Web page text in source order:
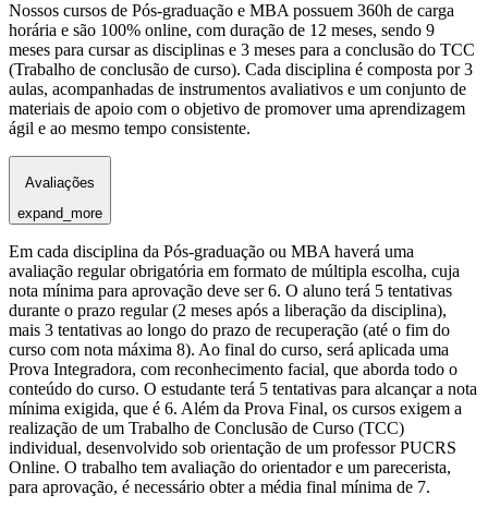
Nossos cursos de Pós-graduação e MBA possuem 360h de carga
horária e são 100% online, com duração de 12 meses, sendo 9
meses para cursar as disciplinas e 3 meses para a conclusão do TCC
(Trabalho de conclusão de curso). Cada disciplina é composta por 3
aulas, acompanhadas de instrumentos avaliativos e um conjunto de
materiais de apoio com o objetivo de promover uma aprendizagem
ágil e ao mesmo tempo consistente.
Avaliações
expand_more
Em cada disciplina da Pós-graduação ou MBA haverá uma
avaliação regular obrigatória em formato de múltipla escolha, cuja
nota mínima para aprovação deve ser 6. O aluno terá 5 tentativas
durante o prazo regular (2 meses após a liberação da disciplina),
mais 3 tentativas ao longo do prazo de recuperação (até o fim do
curso com nota máxima 8). Ao final do curso, será aplicada uma
Prova Integradora, com reconhecimento facial, que aborda todo o
conteúdo do curso. O estudante terá 5 tentativas para alcançar a nota
mínima exigida, que é 6. Além da Prova Final, os cursos exigem a
realização de um Trabalho de Conclusão de Curso (TCC)
individual, desenvolvido sob orientação de um professor PUCRS
Online. O trabalho tem avaliação do orientador e um parecerista,
para aprovação, é necessário obter a média final mínima de 7.